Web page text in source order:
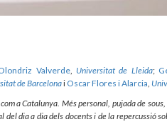
Valverde, Universitat de Lleida;
de Barcelonai Oscar Flores i Alarcia
a Catalunya. Més personal, pujada de
dia a dia dels docents i de la repercussió